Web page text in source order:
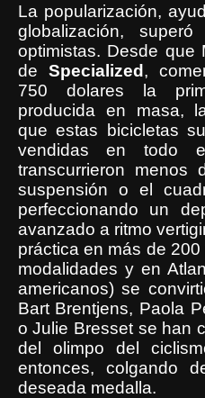
La popularización,
globalización,
optimistas. Desde que
de Specialized,
750 dolares la
producida en masa,
que estas bicicletas
vendidas en todo
transcurrieron
suspensión o el
perfeccionando un
avanzado a ritmo
práctica en más de
modalidades y en
americanos) se
Bart Brentjens, Paola
o Julie Bresset se han
del olimpo del
entonces, colgando
deseada medalla.